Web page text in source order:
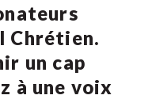
Chrétien.
un cap
à une voix